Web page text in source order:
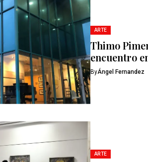
ARTE
Thimo
encuentro
ByÁngel Fernandez
ARTE